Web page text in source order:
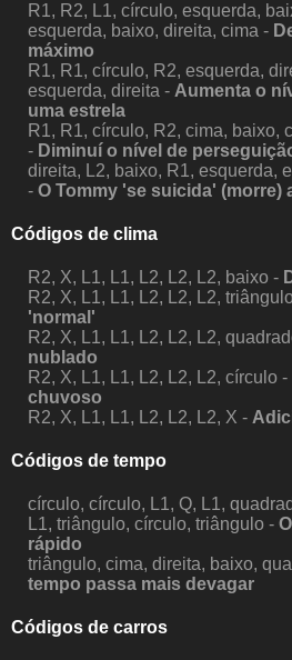
R1, R2, L1, círculo, esquerda,
esquerda, baixo, direita, cima -
máximo
R1, R1, círculo, R2, esquerda,
esquerda, direita - Aumenta o
uma estrela
R1, R1, círculo, R2, cima, baixo,
- Diminuí o nível de
direita, L2, baixo, R1, esquerda,
- O Tommy 'se suicida' (morre)
Códigos de clima
R2, X, L1, L1, L2, L2, L2, baixo -
R2, X, L1, L1, L2, L2, L2,
'normal'
R2, X, L1, L1, L2, L2, L2,
nublado
R2, X, L1, L1, L2, L2, L2, círculo -
chuvoso
R2, X, L1, L1, L2, L2, L2, X -
Códigos de tempo
círculo, círculo, L1, Q, L1,
L1, triângulo, círculo, triângulo -
rápido
triângulo, cima, direita, baixo,
tempo passa mais devagar
Códigos de carros